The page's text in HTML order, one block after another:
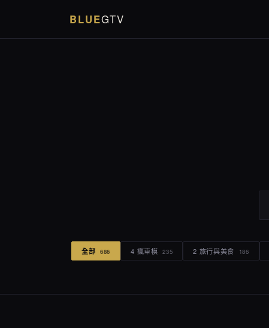
BLUEGTV
全部 686 4 瘋車模 235 2 旅行與美食 186